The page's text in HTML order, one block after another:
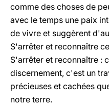
comme des choses de
avec le temps une paix
de vivre et suggèrent
S'arrêter et reconnaître
S'arrêter et reconnaître :
discernement, c'est un
précieuses et cachées
notre terre.